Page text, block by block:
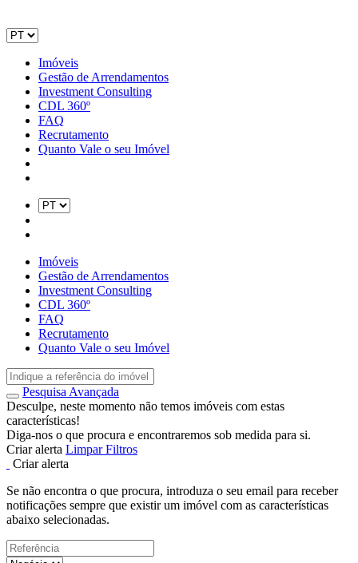
Imóveis
Gestão de Arrendamentos
Investment Consulting
CDL 360º
FAQ
Recrutamento
Quanto Vale o seu Imóvel
Imóveis
Gestão de Arrendamentos
Investment Consulting
CDL 360º
FAQ
Recrutamento
Quanto Vale o seu Imóvel
Pesquisa Avançada
Desculpe, neste momento não temos imóveis com estas
características!
Diga-nos o que procura e encontraremos sob medida para si.
Criar alerta Limpar Filtros
Criar alerta
Se não encontra o que procura, introduza o seu email para receber
notificações sempre que existir um imóvel com as características
abaixo selecionadas.